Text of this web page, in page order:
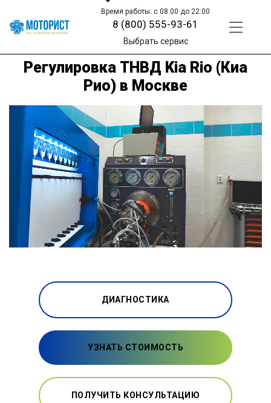
Время работы: с 08:00 до 22:00
8 (800) 555-93-61
Выбрать сервис
Регулировка ТНВД Kia Rio (Киа
Рио) в Москве
ДИАГНОСТИКА
УЗНАТЬ СТОИМОСТЬ
ПОЛУЧИТЬ КОНСУЛЬТАЦИЮ